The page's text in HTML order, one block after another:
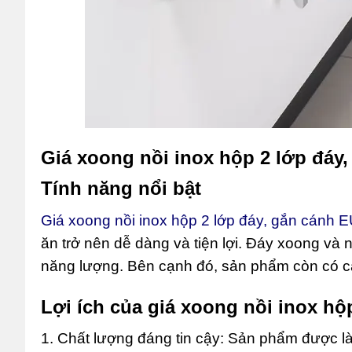
Giá xoong nồi inox hộp 2 lớp đáy,
Tính năng nổi bật
Giá xoong nồi inox hộp 2 lớp đáy, gắn cánh
ăn trở nên dễ dàng và tiện lợi. Đáy xoong và
năng lượng. Bên cạnh đó, sản phẩm còn có
Lợi ích của giá xoong nồi inox
1. Chất lượng đáng tin cậy: Sản phẩm được